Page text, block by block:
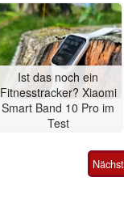
Ist das noch ein
Fitnesstracker? Xiaomi
Smart Band 10 Pro im
Test